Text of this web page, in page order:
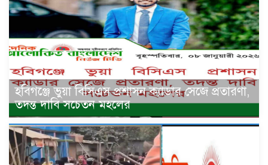
হবিগঞ্জে ভুয়া বিসিএস প্রশাসন ক্যাডার সেজে প্রতারণা,
তদন্ত দাবি সচেতন মহলের